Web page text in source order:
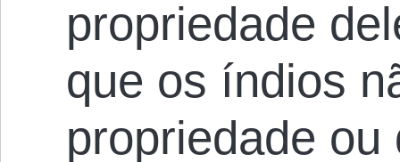
propriedade
que os índios
propriedade